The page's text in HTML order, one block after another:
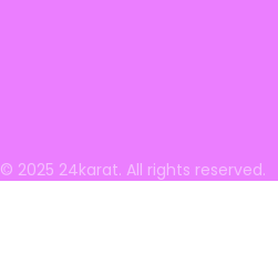
© 2025 24karat. All rights reserved.